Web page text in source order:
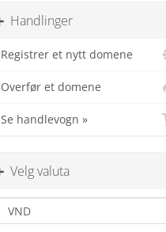
Handlinger
Registrer et nytt domene
Overfør et domene
Se handlevogn »
Velg valuta